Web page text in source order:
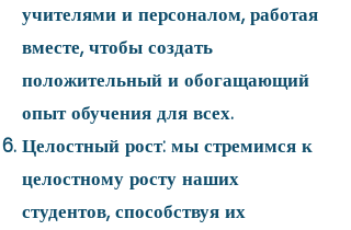
учителями и персоналом, работая
вместе, чтобы создать
положительный и обогащающий
опыт обучения для всех.
Целостный рост: мы стремимся к
целостному росту наших
студентов, способствуя их